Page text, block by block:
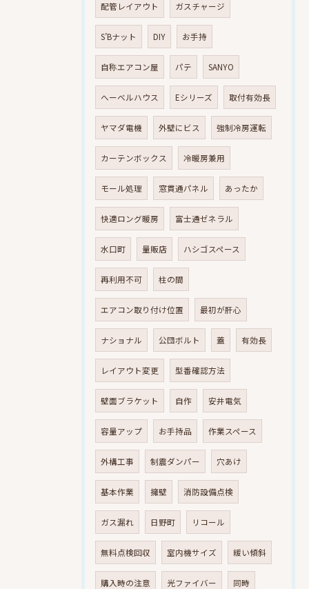
配管レイアウト ガスチャージ
S’Bナット DIY お手持
自称エアコン屋 パテ SANYO
へーベルハウス Eシリーズ 取付有効長
ヤマダ電機 外壁にビス 強制冷房運転
カーテンボックス 冷暖房兼用
モール処理 窓貫通パネル あったか
快適ロング暖房 富士通ゼネラル
水口町 量販店 ハシゴスペース
再利用不可 柱の間
エアコン取り付け位置 最初が肝心
ナショナル 公団ボルト 蓋 有効長
レイアウト変更 型番確認方法
壁面ブラケット 自作 安井電気
容量アップ お手持品 作業スペース
外構工事 制震ダンパー 穴あけ
基本作業 擁壁 消防設備点検
ガス漏れ 日野町 リコール
無料点検回収 室内機サイズ 緩い傾斜
購入時の注意 光ファイバー 同時